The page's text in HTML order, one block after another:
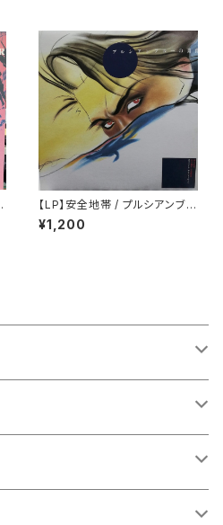
【LP】安全地帯 / プルシアンブル
ーの肖像 オリジナル・サウンドト
ラック
¥1,200